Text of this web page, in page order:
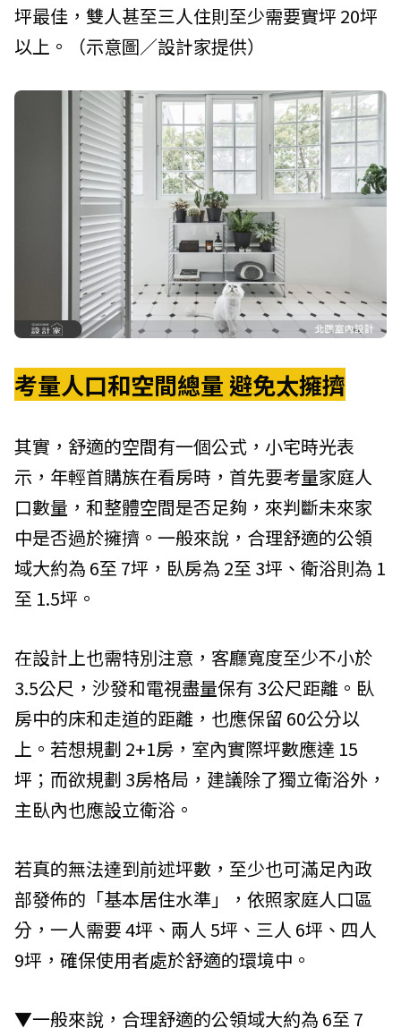
坪最佳，雙人甚至三人住則至少需要實坪 20坪
以上。（示意圖／設計家提供）
考量人口和空間總量 避免太擁擠
其實，舒適的空間有一個公式，小宅時光表
示，年輕首購族在看房時，首先要考量家庭人
口數量，和整體空間是否足夠，來判斷未來家
中是否過於擁擠。一般來說，合理舒適的公領
域大約為 6至 7坪，臥房為 2至 3坪、衛浴則為 1
至 1.5坪。
在設計上也需特別注意，客廳寬度至少不小於
3.5公尺，沙發和電視盡量保有 3公尺距離。臥
房中的床和走道的距離，也應保留 60公分以
上。若想規劃 2+1房，室內實際坪數應達 15
坪；而欲規劃 3房格局，建議除了獨立衛浴外，
主臥內也應設立衛浴。
若真的無法達到前述坪數，至少也可滿足內政
部發佈的「基本居住水準」，依照家庭人口區
分，一人需要 4坪、兩人 5坪、三人 6坪、四人
9坪，確保使用者處於舒適的環境中。
▼一般來說，合理舒適的公領域大約為 6至 7